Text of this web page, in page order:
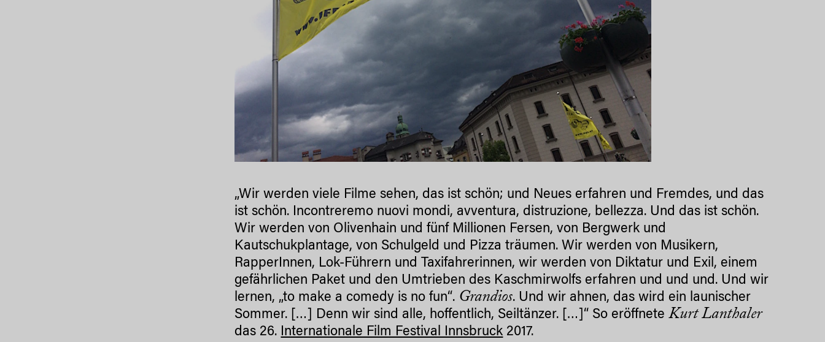
„Wir werden viele Filme sehen, das ist schön; und Neues erfahren und Fremdes, und das
ist schön. Incontreremo nuovi mondi, avventura, distruzione, bellezza. Und das ist schön.
Wir werden von Olivenhain und fünf Millionen Fersen, von Bergwerk und
Kautschukplantage, von Schulgeld und Pizza träumen. Wir werden von Musikern,
RapperInnen, Lok-Führern und Taxifahrerinnen, wir werden von Diktatur und Exil, einem
gefährlichen Paket und den Umtrieben des Kaschmirwolfs erfahren und und und. Und wir
lernen, „to make a comedy is no fun“. Grandios. Und wir ahnen, das wird ein launischer
Sommer. […] Denn wir sind alle, hoffentlich, Seiltänzer. […]“ So eröffneteKurt Lanthaler
das 26. Internationale Film Festival Innsbruck 2017.